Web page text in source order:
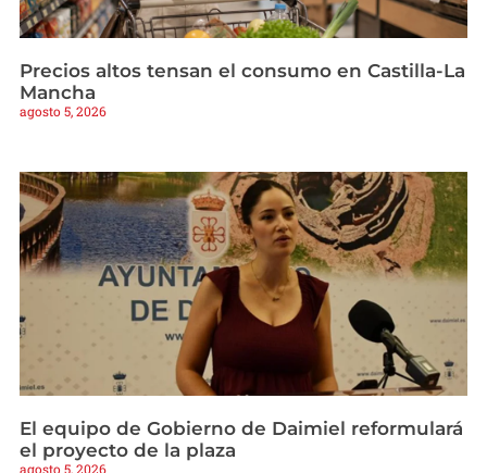
Precios altos tensan el consumo en Castilla-La
Mancha
agosto 5, 2026
El equipo de Gobierno de Daimiel reformulará
el proyecto de la plaza
agosto 5, 2026